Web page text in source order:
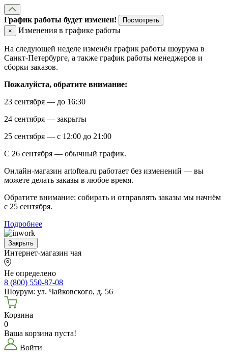
График работы будет изменен!
Посмотреть
×
Изменения в графике работы
На следующей неделе изменён график работы шоурума в
Санкт-Петербурге, а также график работы менеджеров и
сборки заказов.
Пожалуйста, обратите внимание:
23 сентября — до 16:30
24 сентября — закрыты
25 сентября — с 12:00 до 21:00
С 26 сентября — обычный график.
Онлайн-магазин artoftea.ru работает без изменений — вы
можете делать заказы в любое время.
Обратите внимание: собирать и отправлять заказы мы начнём
с 25 сентября.
Подробнее
Закрыть
Интернет-магазин чая
Не определено
8 (800) 550-87-08
Шоурум: ул. Чайковского, д. 56
Корзина
0
Ваша корзина пуста!
Войти